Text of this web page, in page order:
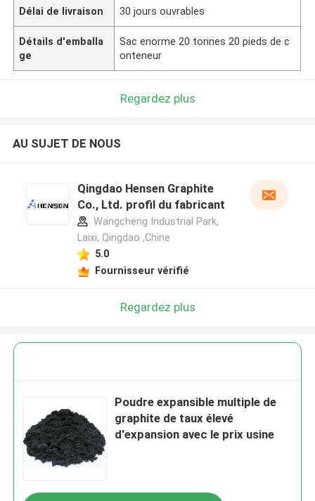
Délai de livraison 30 jours ouvrables
Détails d'emballa
ge
Sac enorme 20 tonnes 20 pieds de c
onteneur
Regardez plus
AU SUJET DE NOUS
Qingdao Hensen Graphite
Co., Ltd. profil du fabricant
Wangcheng Industrial Park,
Laixi, Qingdao ,Chine
5.0
Fournisseur vérifié
Regardez plus
Poudre expansible multiple de
graphite de taux élevé
d'expansion avec le prix usine